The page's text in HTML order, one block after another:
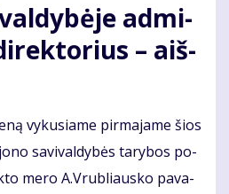
ad­mi­
– aiš­
vy­ku­sia­me pir­ma­ja­me šios
sa­vi­val­dy­bės ta­ry­bos po­
me­ro A.Vrub­liaus­ko pa­va­